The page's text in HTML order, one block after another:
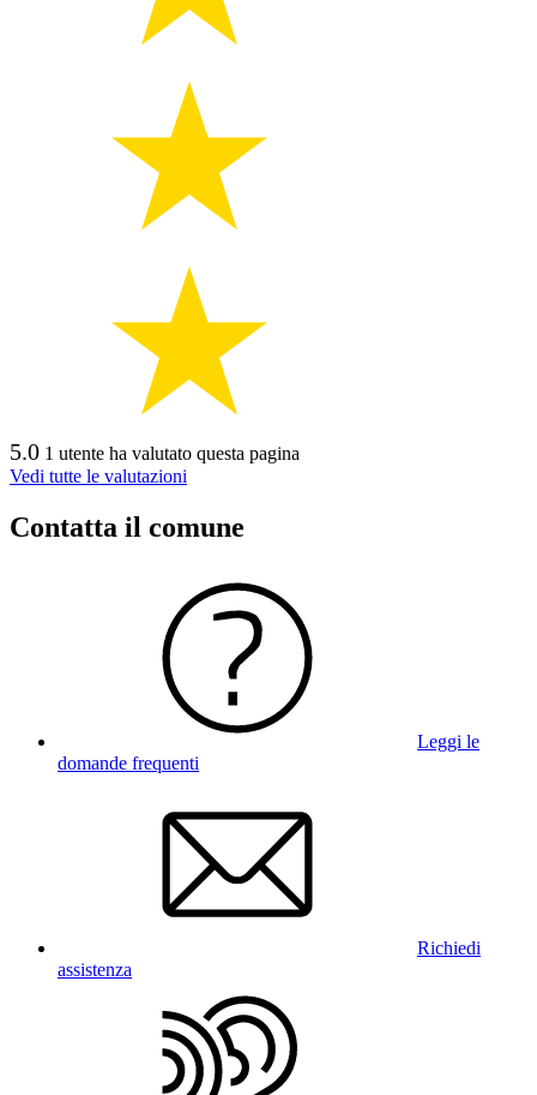
5.0 1 utente ha valutato questa pagina
Vedi tutte le valutazioni
Contatta il comune
Leggi le
domande frequenti
Richiedi
assistenza